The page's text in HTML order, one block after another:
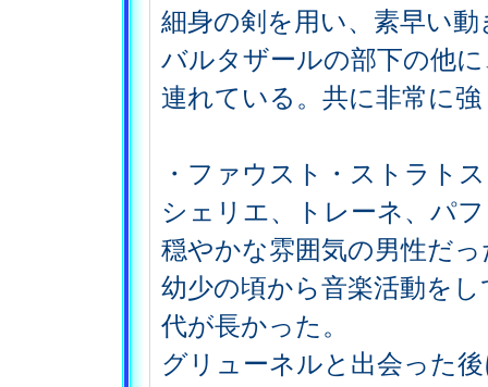
細身の剣を用い、素早い
バルタザールの部下の他
連れている。共に非常に
・ファウスト・ストラトス
シェリエ、トレーネ、パ
穏やかな雰囲気の男性だっ
幼少の頃から音楽活動を
代が長かった。
グリューネルと出会った